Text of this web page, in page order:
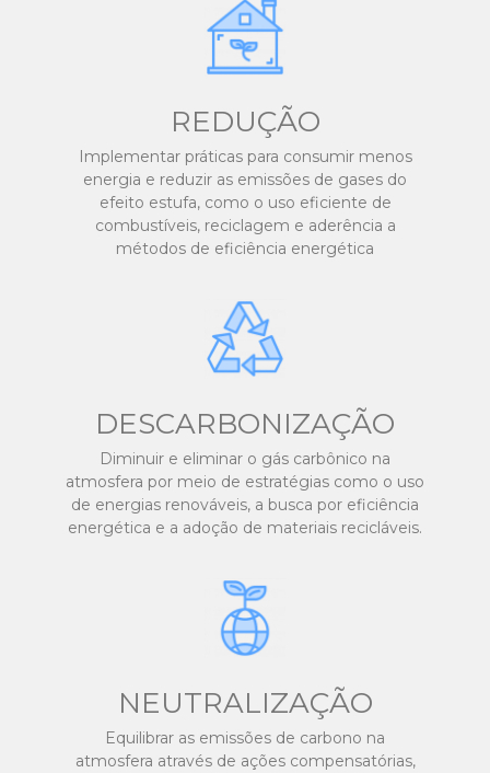
REDUÇÃO
Implementar práticas para consumir menos
energia e reduzir as emissões de gases do
efeito estufa, como o uso eficiente de
combustíveis, reciclagem e aderência a
métodos de eficiência energética
DESCARBONIZAÇÃO
Diminuir e eliminar o gás carbônico na
atmosfera por meio de estratégias como o uso
de energias renováveis, a busca por eficiência
energética e a adoção de materiais recicláveis.
NEUTRALIZAÇÃO
Equilibrar as emissões de carbono na
atmosfera através de ações compensatórias,